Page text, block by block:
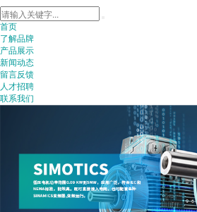
首页
了解品牌
产品展示
新闻动态
留言反馈
人才招聘
联系我们